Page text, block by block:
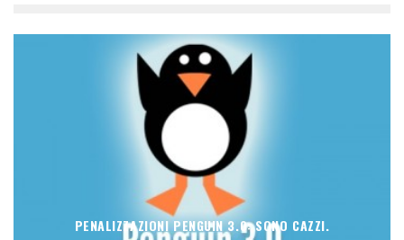
PENALIZZAZIONI PENGUIN 3.0: SONO CAZZI.